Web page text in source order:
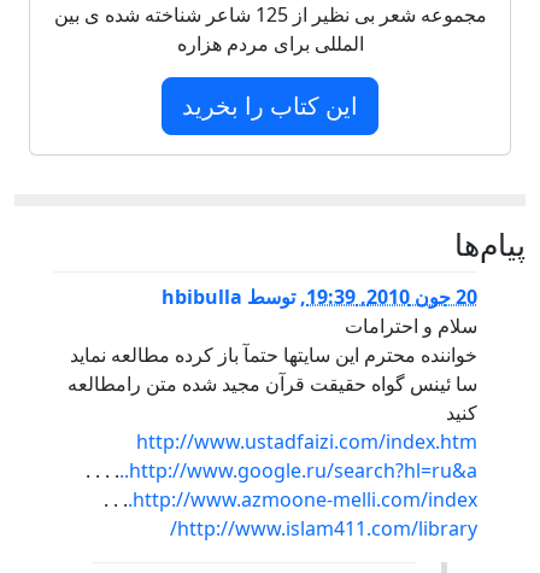
مجموعه شعر بی نظیر از 125 شاعر شناخته شده ی بین
المللی برای مردم هزاره
این کتاب را بخرید
پيام‌ها
20 جون 2010, 19:39 ,توسط hbibulla
سلام و احترامات
خواننده محترم اين سايتها حتمآ باز کرده مطالعه نمايد
سا ئینس گواه حقیقت قرآن مجید شده متن رامطالعه
کنید
http://www.ustadfaizi.com/index.htm
http://www.google.ru/search?hl=ru&a..
. . . .
http://www.azmoone-melli.com/index.
. . .
http://www.islam411.com/library/